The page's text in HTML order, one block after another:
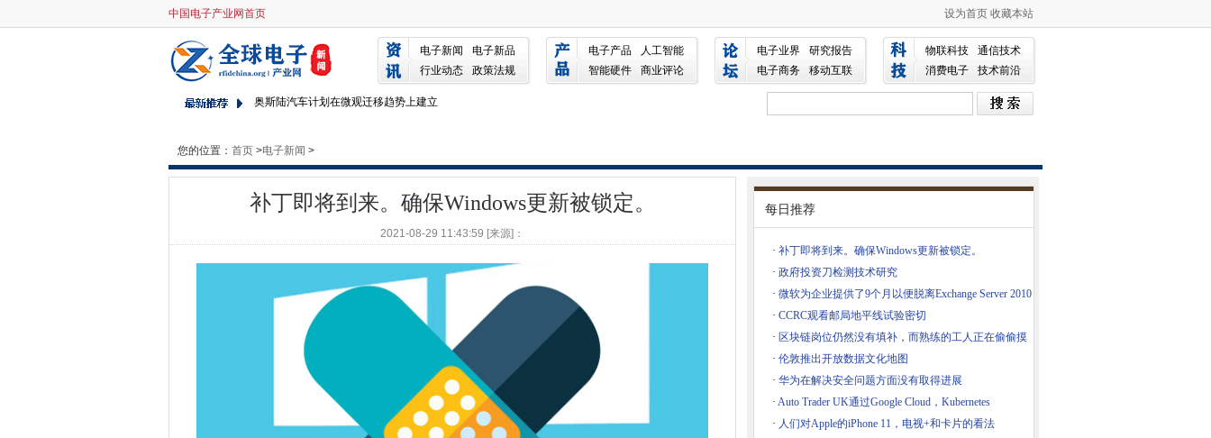
中国电子产业网首页 设为首页 收藏本站
电子新闻
电子新品
行业动态
政策法规
电子产品
人工智能
智能硬件
商业评论
电子业界
研究报告
电子商务
移动互联
物联科技
通信技术
消费电子
技术前沿
补丁即将到来。确保Windows更新被锁定。
第五届年度女孩的学校Techathon侧重于社会美好的AI
选择智能手机的更聪明的方式
健康筛选自2011年以来不适合目的
微软为企业提供了9个月以便脱离Exchange Server 2010
7个区块的错误以及如何避免它们
女性更具工作自动化风险
是时候阻止Windows自动更新了
CCRC观看邮局地平线试验密切
Gartner：BlockChain只不过是ERP，CRM软件的加载项
Spyware Targets WhatsApp用户
企业在苹果的“制作”活动中占用
区块链岗位仍然没有填补，而熟练的工人正在偷偷摸摸
iPhone用户指南WhatsApp黑客攻击
您的位置： 首页 >电子新闻 >
补丁即将到来。确保Windows更新被锁定。
2021-08-29 11:43:59 [来源]：
每日推荐
· 补丁即将到来。确保Windows更新被锁定。
· 政府投资刀检测技术研究
· 微软为企业提供了9个月以便脱离Exchange Server 2010
· CCRC观看邮局地平线试验密切
· 区块链岗位仍然没有填补，而熟练的工人正在偷偷摸
· 伦敦推出开放数据文化地图
· 华为在解决安全问题方面没有取得进展
· Auto Trader UK通过Google Cloud，Kubernetes
· 人们对Apple的iPhone 11，电视+和卡片的看法